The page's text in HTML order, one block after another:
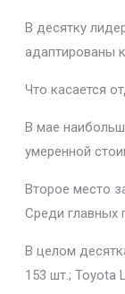
В десятку
адаптированы
Что касается
В мае
умеренной
Второе место
Среди главных
В целом
153 шт.; Toyota